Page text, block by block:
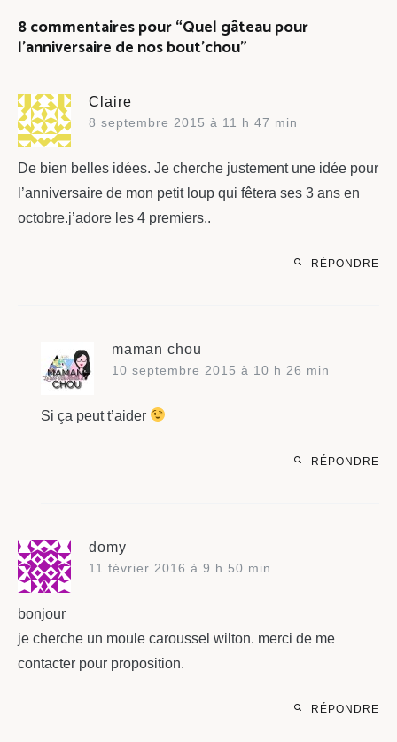
8 commentaires pour “Quel gâteau pour
l’anniversaire de nos bout’chou”
Claire
8 septembre 2015 à 11 h 47 min
De bien belles idées. Je cherche justement une idée pour
l’anniversaire de mon petit loup qui fêtera ses 3 ans en
octobre.j’adore les 4 premiers..
RÉPONDRE
maman chou
10 septembre 2015 à 10 h 26 min
Si ça peut t’aider
RÉPONDRE
domy
11 février 2016 à 9 h 50 min
bonjour
je cherche un moule caroussel wilton. merci de me
contacter pour proposition.
RÉPONDRE